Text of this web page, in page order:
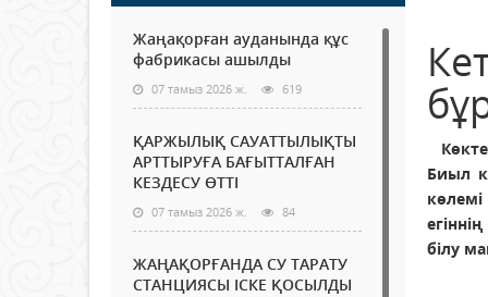
Жаңақорған ауданында құс
фабрикасы ашылды
07 тамыз 2026 ж. 619
ҚАРЖЫЛЫҚ САУАТТЫЛЫҚТЫ
АРТТЫРУҒА БАҒЫТТАЛҒАН
КЕЗДЕСУ ӨТТІ
07 тамыз 2026 ж. 84
ЖАҢАҚОРҒАНДА СУ ТАРАТУ
СТАНЦИЯСЫ ІСКЕ ҚОСЫЛДЫ
Биыл
білу